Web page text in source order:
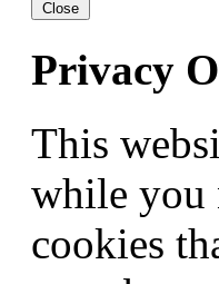
Close
Privacy
This
while you
cookies